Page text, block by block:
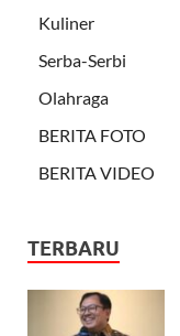
Kuliner
Serba-Serbi
Olahraga
BERITA FOTO
BERITA VIDEO
TERBARU